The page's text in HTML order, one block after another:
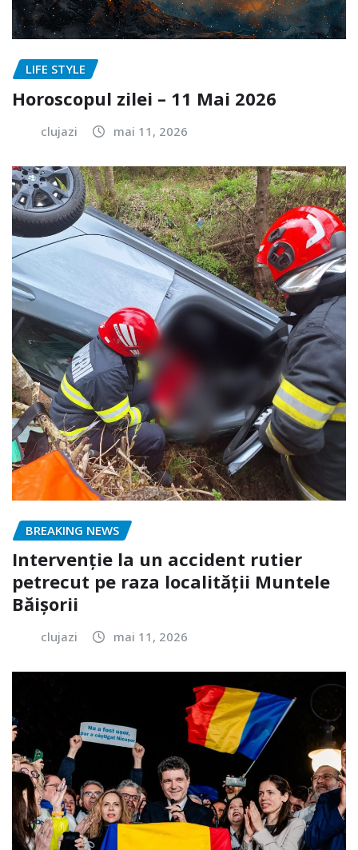
LIFE STYLE
Horoscopul zilei – 11 Mai 2026
clujazi mai 11, 2026
BREAKING NEWS
Intervenție la un accident rutier
petrecut pe raza localității Muntele
Băișorii
clujazi mai 11, 2026